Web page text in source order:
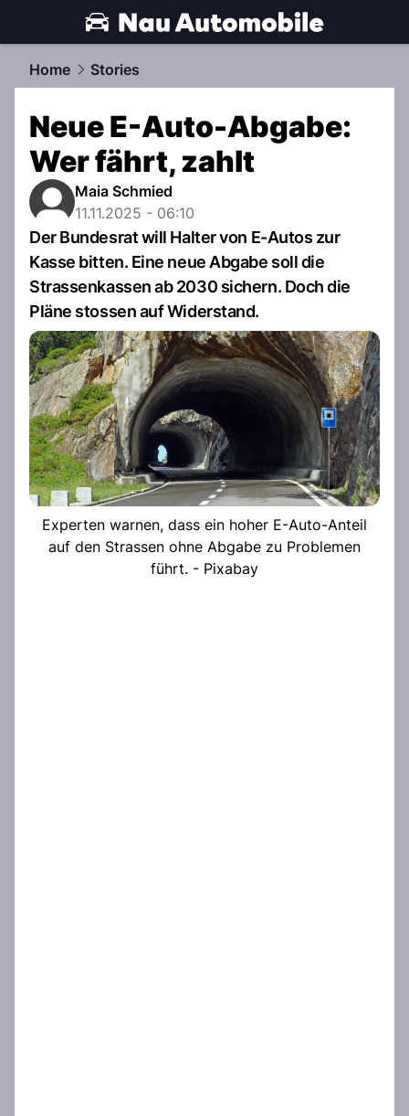
automobile.NAU.ch
Home Stories
Neue E-Auto-Abgabe:
Wer fährt, zahlt
Maia Schmied
11.11.2025 - 06:10
Der Bundesrat will Halter von E-Autos zur
Kasse bitten. Eine neue Abgabe soll die
Strassenkassen ab 2030 sichern. Doch die
Pläne stossen auf Widerstand.
Experten warnen, dass ein hoher E-Auto-Anteil
auf den Strassen ohne Abgabe zu Problemen
führt. - Pixabay